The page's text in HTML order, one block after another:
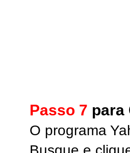
Passo 7 para
O programa